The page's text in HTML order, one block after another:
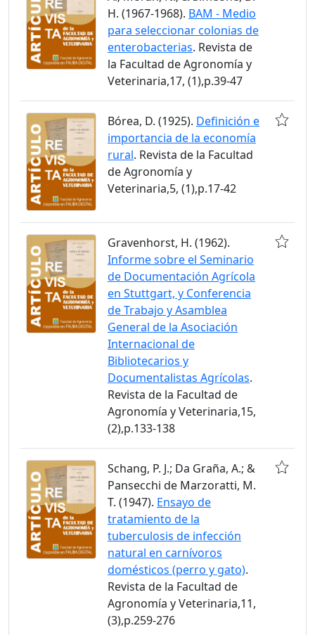
H. (1967-1968). BAM - Medio
para seleccionar colonias de
enterobacterias. Revista de
la Facultad de Agronomía y
Veterinaria,17, (1),p.39-47
Bórea, D. (1925). Definición e
importancia de la economía
rural. Revista de la Facultad
de Agronomía y
Veterinaria,5, (1),p.17-42
Gravenhorst, H. (1962).
Informe sobre el Seminario
de Documentación Agrícola
en Stuttgart, y Conferencia
de Trabajo y Asamblea
General de la Asociación
Internacional de
Bibliotecarios y
Documentalistas Agrícolas.
Revista de la Facultad de
Agronomía y Veterinaria,15,
(2),p.133-138
Schang, P. J.; Da Graña, A.; &
Pansecchi de Marzoratti, M.
T. (1947). Ensayo de
tratamiento de la
tuberculosis de infección
natural en carnívoros
domésticos (perro y gato).
Revista de la Facultad de
Agronomía y Veterinaria,11,
(3),p.259-276